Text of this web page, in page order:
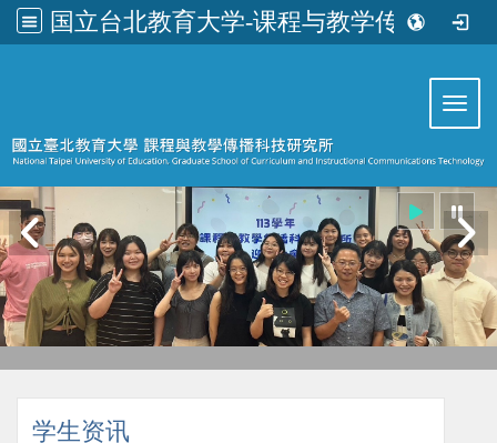
国立台北教育大学-课程与教学传播科技研究所
学生资讯